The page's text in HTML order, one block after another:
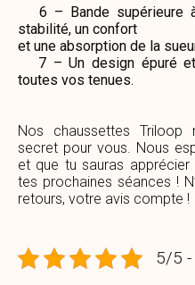
6 – Bande supérieure
stabilité, un confort
et une absorption de la
7 – Un design épuré et
toutes vos tenues.
Nos chaussettes Triloop
secret pour vous. Nous
et que tu sauras
tes prochaines séances !
retours, votre avis compte !
5/5 -